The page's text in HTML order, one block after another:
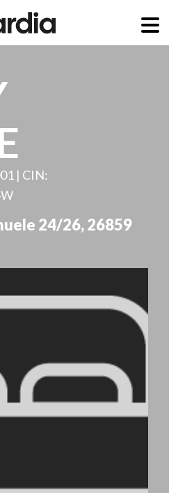
| CIN:
24/26,26859